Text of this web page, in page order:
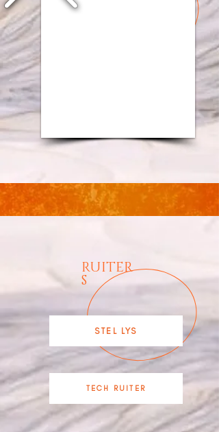
RUITER
S
STEL LYS
TECH RUITER